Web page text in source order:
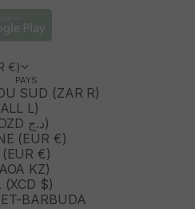
€)
PAYS
SUD (ZAR R)
L)
ALGÉRIE (DZD د.ج)
(EUR €)
€)
KZ)
(XCD $)
BARBUDA